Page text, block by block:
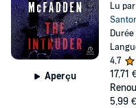
Aperçu
Lu
4,7
17,71
5,99